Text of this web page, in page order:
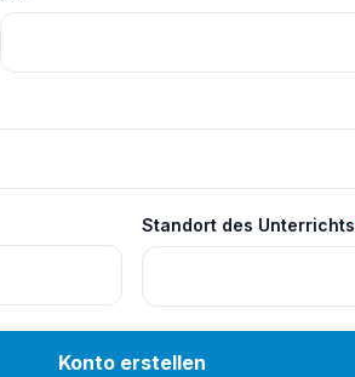
Standort des Unterrichts
Konto erstellen